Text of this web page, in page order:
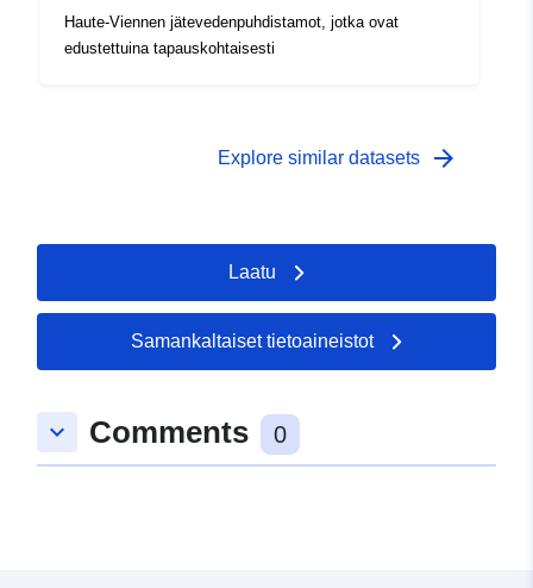
Haute-Viennen jätevedenpuhdistamot, jotka ovat
edustettuina tapauskohtaisesti
Explore similar datasets arrow_forward
Laatu
Samankaltaiset tietoaineistot
keyboard_arrow_down Comments 0